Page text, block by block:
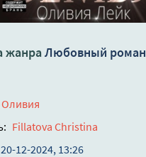
жанра Любовный роман
Fillatova Christina
20-12-2024, 13:26